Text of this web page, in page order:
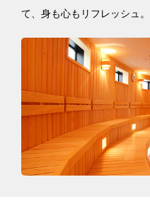
て、身も心もリフレッシュ。